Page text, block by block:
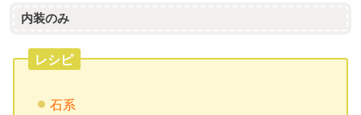
内装のみ
レシピ
石系